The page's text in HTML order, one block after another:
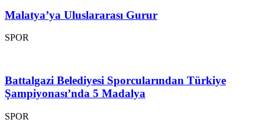
Malatya’ya Uluslararası Gurur
SPOR
Battalgazi Belediyesi Sporcularından Türkiye
Şampiyonası’nda 5 Madalya
SPOR